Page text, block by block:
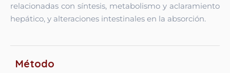
relacionadas con síntesis, metabolismo y aclaramiento
hepático, y alteraciones intestinales en la absorción.
Método